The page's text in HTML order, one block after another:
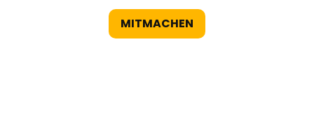
MITMACHEN